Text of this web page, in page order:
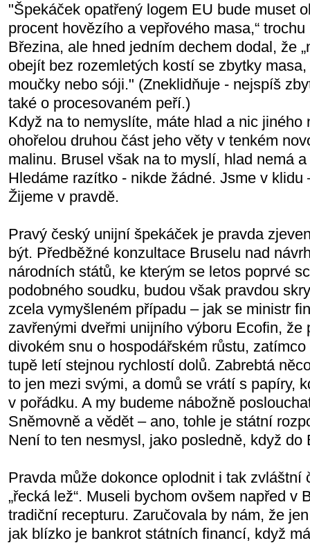
"Špekáček opatřený logem EU bude muset
procent hovězího a vepřového masa,“
Březina, ale hned jedním dechem dodal, že
obejít bez rozemletých kostí se zbytky
moučky nebo sóji." (Zneklidňuje - nejspíš
také o procesovaném peří.)
Když na to nemyslíte, máte hlad a nic jiného
ohořelou druhou část jeho věty v tenkém
malinu. Brusel však na to myslí, hlad nemá
Hledáme razítko - nikde žádné. Jsme v klidu
Žijeme v pravdě.
Pravý český unijní špekáček je pravda
být. Předběžné konzultace Bruselu nad
národních států, ke kterým se letos poprvé
podobného soudku, budou však pravdou
zcela vymyšleném případu – jak se ministr
zavřenými dveřmi unijního výboru Ecofin, že
divokém snu o hospodářském růstu,
tupě letí stejnou rychlostí dolů. Zabrebtá
to jen mezi svými, a domů se vrátí s papíry,
v pořádku. A my budeme nábožně
Sněmovně a vědět – ano, tohle je státní
Není to ten nesmysl, jako posledně, když do
Pravda může dokonce oplodnit i tak zvláštní
„řecká lež“. Museli bychom ovšem napřed v
tradiční recepturu. Zaručovala by nám, že
jak blízko je bankrot státních financí, když